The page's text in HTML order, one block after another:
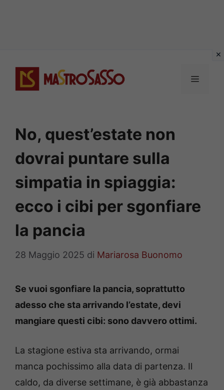
contenuto
MENU
No, quest’estate non
dovrai puntare sulla
simpatia in spiaggia:
ecco i cibi per sgonfiare
la pancia
28 Maggio 2025 di Mariarosa Buonomo
Se vuoi sgonfiare la pancia, soprattutto
adesso che sta arrivando l’estate, devi
mangiare questi cibi: sono davvero ottimi.
La stagione estiva sta arrivando, ormai
manca pochissimo alla data di partenza. Il
caldo, da diverse settimane, è già abbastanza